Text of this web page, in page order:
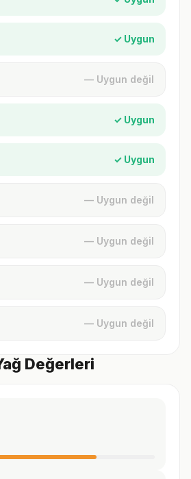
✓ Uygun
— Uygun değil
✓ Uygun
✓ Uygun
— Uygun değil
— Uygun değil
— Uygun değil
— Uygun değil
Değerleri